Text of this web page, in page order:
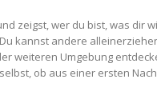
zeigst, wer du bist, was dir
Du kannst andere
weiteren Umgebung
ob aus einer ersten